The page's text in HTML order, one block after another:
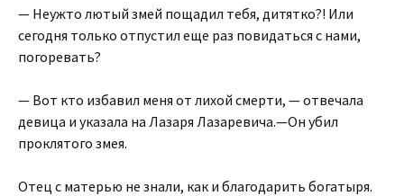
— Неужто лютый змей пощадил тебя, дитятко?! Или
сегодня только отпустил еще раз повидаться с нами,
погоревать?
— Вот кто избавил меня от лихой смерти, — отвечала
девица и указала на Лазаря Лазаревича.—Он убил
проклятого змея.
Отец с матерью не знали, как и благодарить богатыря.